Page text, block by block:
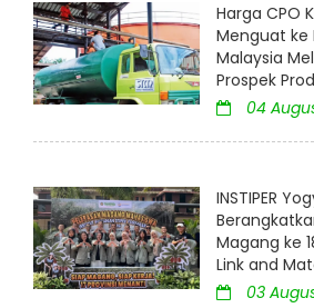
Harga CPO
Menguat ke
Malaysia
Prospek
04
INSTIPER
Magang ke
Link and
03